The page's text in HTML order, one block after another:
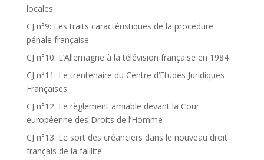
locales
CJ n°9: Les traits caractéristiques de la procedure
pénale française
CJ n°10: L’Allemagne à la télévision française en 1984
CJ n°11: Le trentenaire du Centre d’Etudes Juridiques
Françaises
CJ n°12: Le règlement amiable devant la Cour
européenne des Droits de l’Homme
CJ n°13: Le sort des créanciers dans le nouveau droit
français de la faillite